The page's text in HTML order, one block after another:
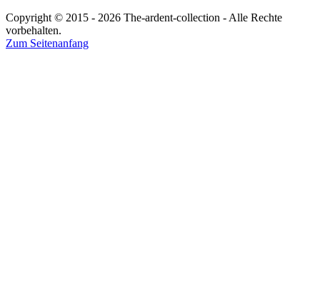
Copyright © 2015 - 2026 The-ardent-collection - Alle Rechte
vorbehalten.
Zum Seitenanfang